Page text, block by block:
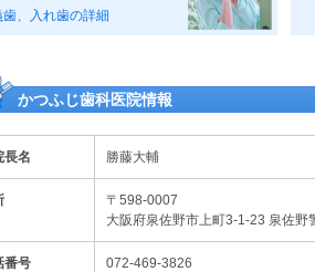
歯、入れ歯の詳細
かつふじ歯科医院情報
長名 勝藤大輔
〒598-0007
大阪府泉佐野市上町3-1-23 泉佐
番号 072-469-3826